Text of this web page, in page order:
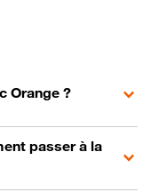
Orange ?
passer à la